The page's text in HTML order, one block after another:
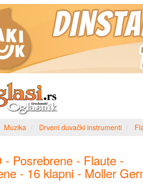
Muzika Drveni duvački instrumenti
- Posrebrene - Flaute -
- 16 klapni - Moller